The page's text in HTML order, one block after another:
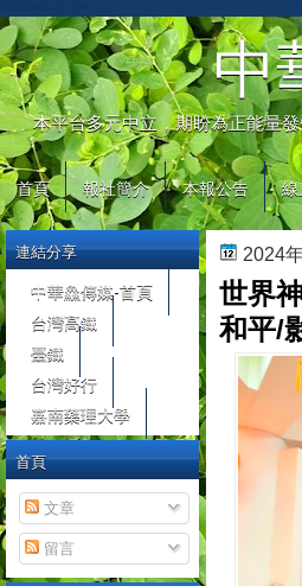
中
本平台多元中立，期盼為正能量
首頁 報社簡介 本報公告
2024
世界
和平/
連結分享
中華鱻傳媒-首頁
台灣高鐵
臺鐵
台灣好行
嘉南藥理大學
首頁
文章
留言